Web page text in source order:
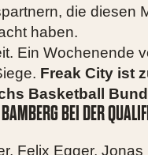
die diesen
haben.
Ein Wochenende
Freak City ist
Basketball
BEI DER
Felix Egger, Jonas